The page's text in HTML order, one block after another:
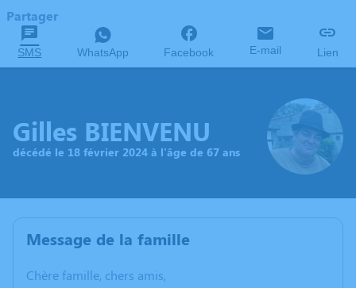
Partager
SMS WhatsApp Facebook E-mail Lien
Gilles BIENVENU
décédé le 18 février 2024 à l'âge de 67 ans
Message de la famille
Chère famille, chers amis,